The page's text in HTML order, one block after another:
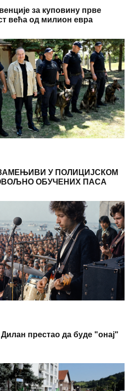
за куповину прве
већа од милион евра
У ПОЛИЦИЈСКОМ
ОБУЧЕНИХ ПАСА
Дилан престао да буде "онај"